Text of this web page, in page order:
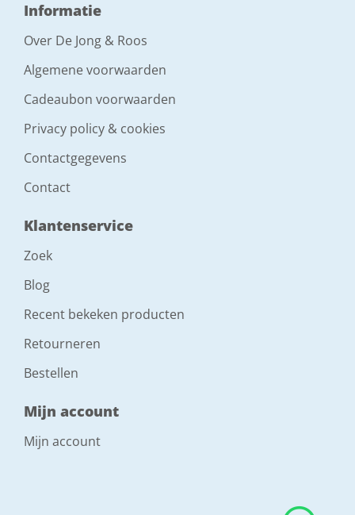
Informatie
Over De Jong & Roos
Algemene voorwaarden
Cadeaubon voorwaarden
Privacy policy & cookies
Contactgegevens
Contact
Klantenservice
Zoek
Blog
Recent bekeken producten
Retourneren
Bestellen
Mijn account
Mijn account